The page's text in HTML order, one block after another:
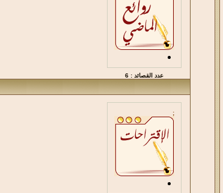
عدد القصائد : 6
;